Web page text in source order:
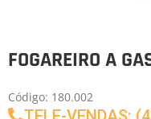
FOGAREIRO A
Código: 180.002